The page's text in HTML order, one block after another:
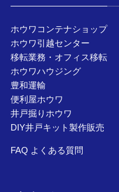
ホウワコンテナショップ
ホウワ引越センター
移転業務・オフィス移転
ホウワハウジング
豊和運輸
便利屋ホウワ
井戸掘りホウワ
DIY井戸キット製作販売
FAQ よくある質問